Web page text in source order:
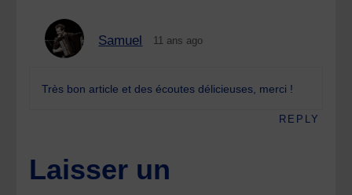
Samuel 11 ans ago
Très bon article et des écoutes délicieuses, merci !
REPLY
Laisser un